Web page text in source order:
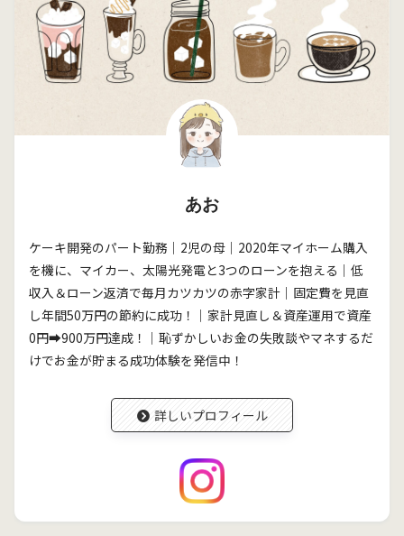
あお
ケーキ開発のパート勤務｜2児の母｜2020年マイホーム購入
を機に、マイカー、太陽光発電と3つのローンを抱える｜低
収入＆ローン返済で毎月カツカツの赤字家計｜固定費を見直
し年間50万円の節約に成功！｜家計見直し＆資産運用で資産
0円➡900万円達成！｜恥ずかしいお金の失敗談やマネするだ
けでお金が貯まる成功体験を発信中！
詳しいプロフィール